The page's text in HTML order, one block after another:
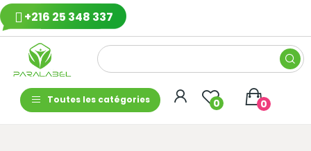
+216 25 348 337
Toutes les catégories 0 0